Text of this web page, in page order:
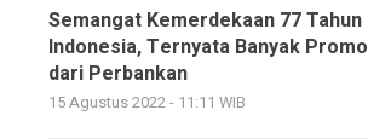
Semangat Kemerdekaan 77 Tahun
Indonesia, Ternyata Banyak Promo
dari Perbankan
15 Agustus 2022 - 11:11 WIB